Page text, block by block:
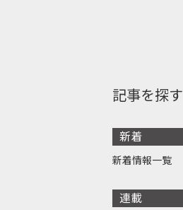
記事を探す
新着
新着情報一覧
連載